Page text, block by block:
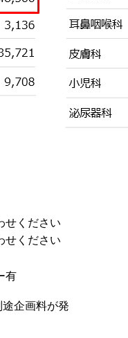
せください
せください
有
企画料が発